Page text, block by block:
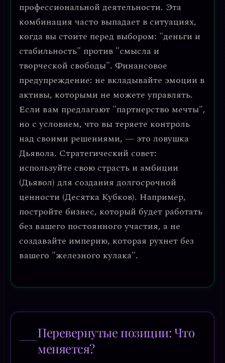
профессиональной деятельности. Эта
комбинация часто выпадает в ситуациях,
когда вы стоите перед выбором: "деньги и
стабильность" против "смысла и
творческой свободы". Финансовое
предупреждение: не вкладывайте эмоции в
активы, которыми не можете управлять.
Если вам предлагают "партнерство мечты",
но с условием, что вы теряете контроль
над своими решениями, — это ловушка
Дьявола. Стратегический совет:
используйте свою страсть и амбиции
(Дьявол) для создания долгосрочной
ценности (Десятка Кубков). Например,
постройте бизнес, который будет работать
без вашего постоянного участия, а не
создавайте империю, которая рухнет без
вашего "железного кулака".
Перевернутые позиции: Что
меняется?